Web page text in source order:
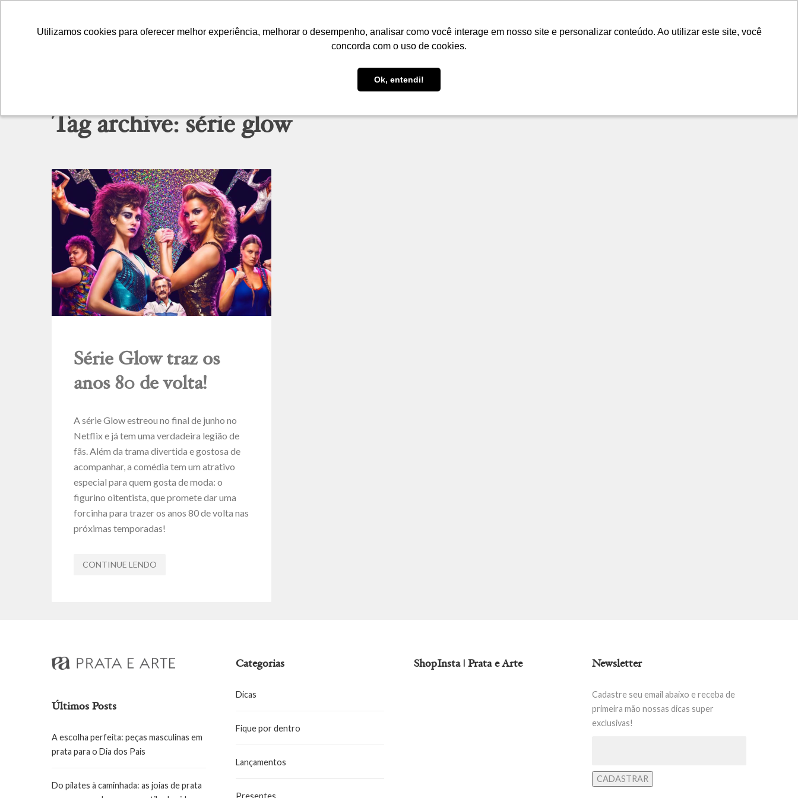
Utilizamos cookies para oferecer melhor experiência, melhorar o desempenho, analisar como você interage em nosso site e personalizar conteúdo. Ao utilizar este site, você
concorda com o uso de cookies.
Ok, entendi!
Utilizamos cookies para oferecer melhor experiência, melhorar o desempenho, analisar como você interage em nosso site e personalizar conteúdo. Ao utilizar este site, você
concorda com o uso de cookies.
Ok, entendi!
LOJA FIQUE POR DENTRO PRESENTES LANÇAMENTOS DICAS CONTATO
Tag archive: série glow
Série Glow traz os
anos 80 de volta!
A série Glow estreou no final de junho no
Netflix e já tem uma verdadeira legião de
fãs. Além da trama divertida e gostosa de
acompanhar, a comédia tem um atrativo
especial para quem gosta de moda: o
figurino oitentista, que promete dar uma
forcinha para trazer os anos 80 de volta nas
próximas temporadas!
CONTINUE LENDO
Últimos Posts
A escolha perfeita: peças masculinas em
prata para o Dia dos Pais
Do pilates à caminhada: as joias de prata
Categorias
Dicas
Fique por dentro
Lançamentos
Presentes
ShopInsta | Prata e Arte Newsletter
Cadastre seu email abaixo e receba de
primeira mão nossas dicas super
exclusivas!